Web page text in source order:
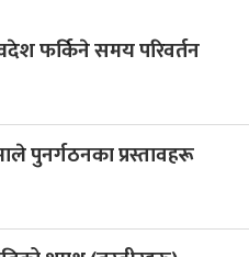
फर्किने समय परिवर्तन
पुनर्गठनका प्रस्तावहरू